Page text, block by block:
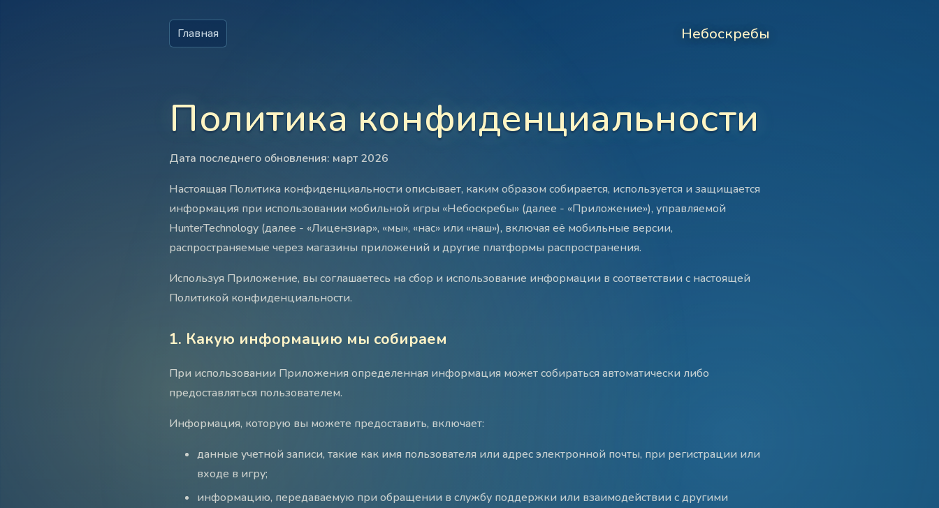
Главная Небоскребы
Политика конфиденциальности
Дата последнего обновления: март 2026
Настоящая Политика конфиденциальности описывает, каким образом собирается, используется и защищается
информация при использовании мобильной игры «Небоскребы» (далее - «Приложение»), управляемой
HunterTechnology (далее - «Лицензиар», «мы», «нас» или «наш»), включая её мобильные версии,
распространяемые через магазины приложений и другие платформы распространения.
Используя Приложение, вы соглашаетесь на сбор и использование информации в соответствии с настоящей
Политикой конфиденциальности.
1. Какую информацию мы собираем
При использовании Приложения определенная информация может собираться автоматически либо
предоставляться пользователем.
Информация, которую вы можете предоставить, включает:
данные учетной записи, такие как имя пользователя или адрес электронной почты, при регистрации или
входе в игру;
информацию, передаваемую при обращении в службу поддержки или взаимодействии с другими